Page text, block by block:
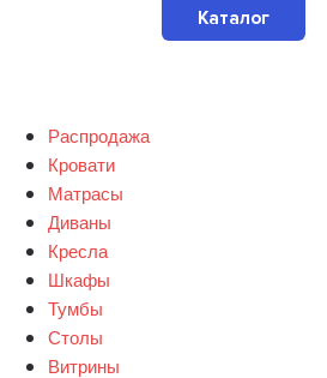
Каталог
Распродажа
Кровати
Матрасы
Диваны
Кресла
Шкафы
Тумбы
Столы
Витрины